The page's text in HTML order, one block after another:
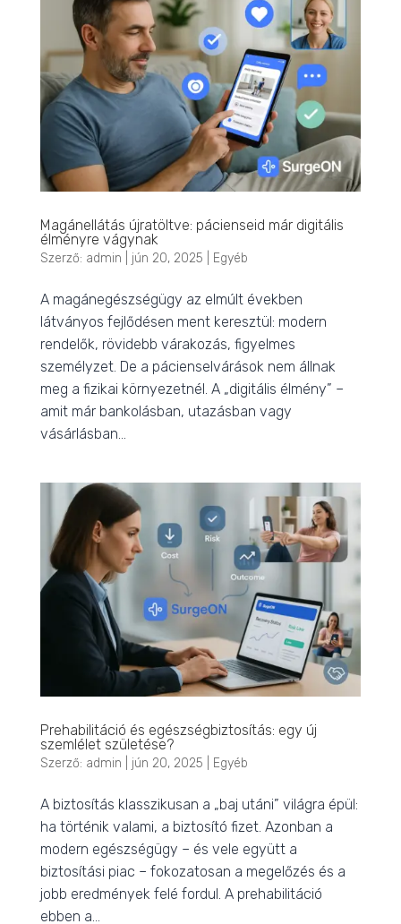
Magánellátás újratöltve: pácienseid már digitális
élményre vágynak
Szerző: admin jún 20, 2025 Egyéb
A magánegészségügy az elmúlt években
látványos fejlődésen ment keresztül: modern
rendelők, rövidebb várakozás, figyelmes
személyzet. De a pácienselvárások nem állnak
meg a fizikai környezetnél. A „digitális élmény” –
amit már bankolásban, utazásban vagy
vásárlásban...
Prehabilitáció és egészségbiztosítás: egy új
szemlélet születése?
Szerző: admin jún 20, 2025 Egyéb
A biztosítás klasszikusan a „baj utáni” világra épül:
ha történik valami, a biztosító fizet. Azonban a
modern egészségügy – és vele együtt a
biztosítási piac – fokozatosan a megelőzés és a
jobb eredmények felé fordul. A prehabilitáció
ebben a...